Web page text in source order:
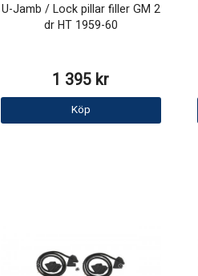
U-Jamb / Lock pillar filler GM 2
dr HT 1959-60
1 395 kr
Köp